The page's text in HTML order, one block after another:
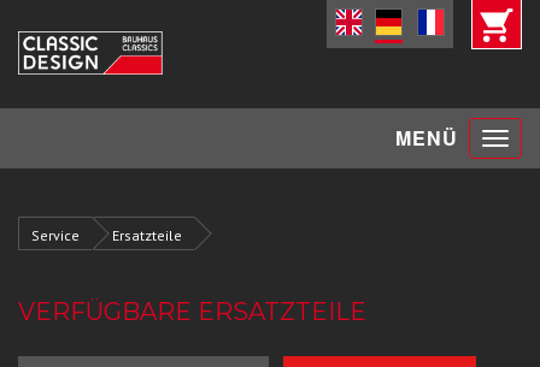
MENÜ Toggle
Service Ersatzteile
VERFÜGBARE ERSATZTEILE